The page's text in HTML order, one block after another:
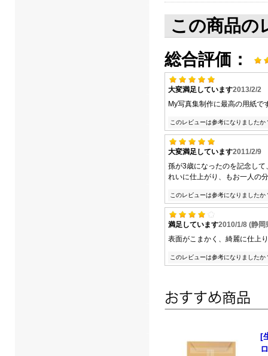
この商品の
総合評価：
大変満足しています2013/2/2
My写真集制作に最高の用紙で
このレビューは参考になりました
大変満足しています2011/2/9
孫が3歳になったのを記念し
れいに仕上がり、もお一人の
このレビューは参考になりました
満足しています2010/1/8 (静岡
表面がこまかく、綺麗に仕上
このレビューは参考になりました
[